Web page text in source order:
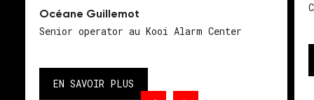
Océane Guillemot
Senior operator au Kooi Alarm Center
EN SAVOIR PLUS